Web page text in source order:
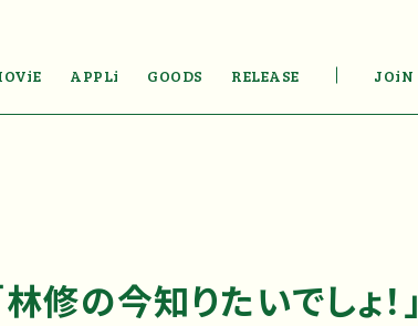
APPLi GOODS RELEASE JOiN
修の今知りたいでしょ！」